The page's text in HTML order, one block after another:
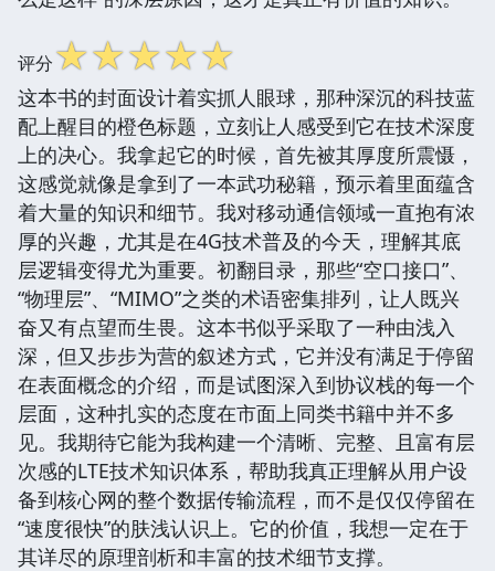
评分☆☆☆☆☆
这本书的封面设计着实抓人眼球，那种深沉的科技蓝
配上醒目的橙色标题，立刻让人感受到它在技术深度
上的决心。我拿起它的时候，首先被其厚度所震慑，
这感觉就像是拿到了一本武功秘籍，预示着里面蕴含
着大量的知识和细节。我对移动通信领域一直抱有浓
厚的兴趣，尤其是在4G技术普及的今天，理解其底
层逻辑变得尤为重要。初翻目录，那些“空口接口”、
“物理层”、“MIMO”之类的术语密集排列，让人既兴
奋又有点望而生畏。这本书似乎采取了一种由浅入
深，但又步步为营的叙述方式，它并没有满足于停留
在表面概念的介绍，而是试图深入到协议栈的每一个
层面，这种扎实的态度在市面上同类书籍中并不多
见。我期待它能为我构建一个清晰、完整、且富有层
次感的LTE技术知识体系，帮助我真正理解从用户设
备到核心网的整个数据传输流程，而不是仅仅停留在
“速度很快”的肤浅认识上。它的价值，我想一定在于
其详尽的原理剖析和丰富的技术细节支撑。